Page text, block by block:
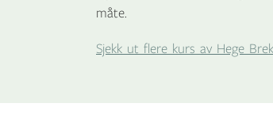
måte.
Sjekk ut flere kurs av Hege